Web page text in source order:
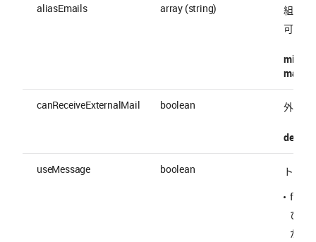
aliasEmails array (string)
組織の
可)
canReceiveExternalMail boolean 外部メ
default
useMessage boolean
トー
false
びト
が削